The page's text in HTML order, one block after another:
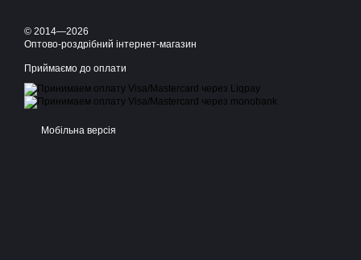
© 2014—2026
Оптово-роздрібний інтернет-магазин
Приймаємо до оплати
Мобільна версія